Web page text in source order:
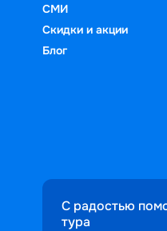
СМИ
Скидки и акции
Блог
С радостью
тура